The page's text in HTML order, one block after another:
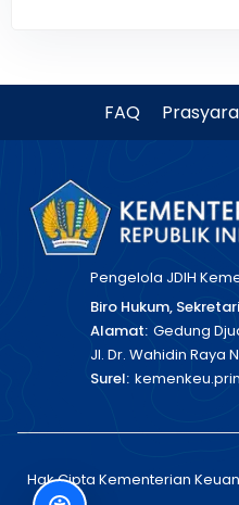
FAQ
Pengelola JDIH
Biro Hukum,
Alamat: Gedung
Jl. Dr. Wahidin Raya
Surel:
Hak Cipta Kementerian